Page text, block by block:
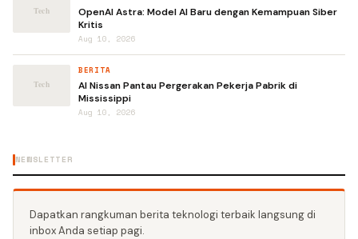
OpenAI Astra: Model AI Baru dengan Kemampuan Siber
Kritis
Aug 10, 2026
BERITA
AI Nissan Pantau Pergerakan Pekerja Pabrik di
Mississippi
Aug 10, 2026
NEWSLETTER
Dapatkan rangkuman berita teknologi terbaik langsung di
inbox Anda setiap pagi.